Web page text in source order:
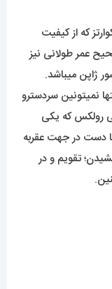
که از کیفیت
عمر طولانی نیز
ژاپن میباشد.
نمیتونین سردسترو
رولکس که یکی
با دست در جهت عقربه
تقویم و در